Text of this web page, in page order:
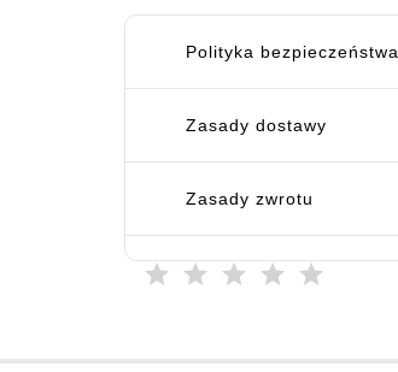
Polityka bezpieczeństwa
Zasady dostawy
Zasady zwrotu